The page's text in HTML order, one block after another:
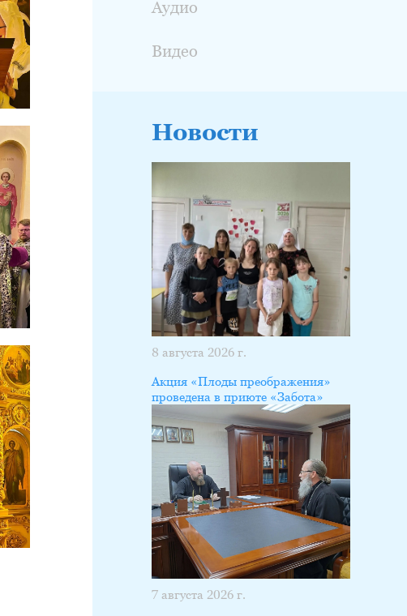
Аудио
Видео
Новости
8 августа 2026 г.
Акция «Плоды преображения»
проведена в приюте «Забота»
7 августа 2026 г.